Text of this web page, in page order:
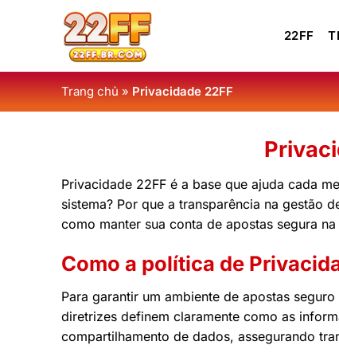
22FF
Trang chủ»Privacidade 22FF
Privacidade 22FF é a base que ajuda cada
sistema? Por que a transparência na gestão
como manter sua conta de apostas segura na
Como a política de
Para garantir um ambiente de apostas
diretrizes definem claramente como as
compartilhamento de dados, assegurando